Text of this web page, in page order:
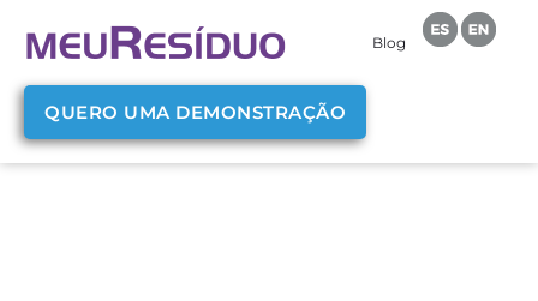
Blog
QUERO UMA DEMONSTRAÇÃO